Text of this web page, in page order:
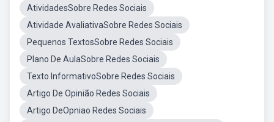
AtividadesSobre Redes Sociais
Atividade AvaliativaSobre Redes Sociais
Pequenos TextosSobre Redes Sociais
Plano De AulaSobre Redes Sociais
Texto InformativoSobre Redes Sociais
Artigo De Opinião Redes Sociais
Artigo DeOpniao Redes Sociais